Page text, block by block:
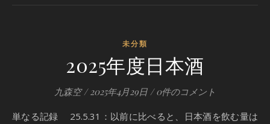
未分類
2025年度日本酒
九森空 / 2025年4月29日 / 0件のコメント
単なる記録 25.5.31：以前に比べると、日本酒を飲む量は